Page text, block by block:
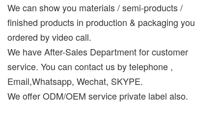
We can show you materials / semi-products /
finished products in production & packaging you
ordered by video call.
We have After-Sales Department for customer
service. You can contact us by telephone ,
Email,Whatsapp, Wechat, SKYPE.
We offer ODM/OEM service private label also.